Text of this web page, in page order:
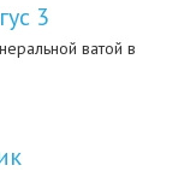
3
ватой в